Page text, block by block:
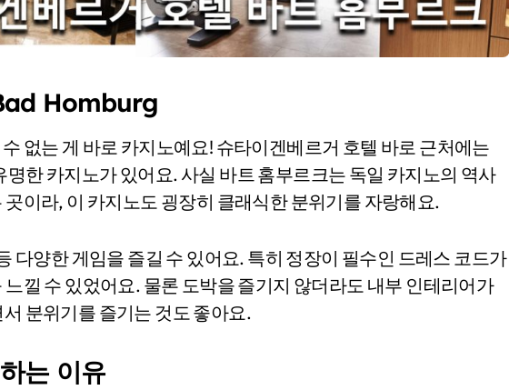
Homburg
없는 게 바로 카지노예요! 슈타이겐베르거 호텔 바로 근처에는
명한 카지노가 있어요. 사실 바트 홈부르크는 독일 카지노의 역사
이라, 이 카지노도 굉장히 클래식한 분위기를 자랑해요.
다양한 게임을 즐길 수 있어요. 특히 정장이 필수인 드레스 코드가
낄 수 있었어요. 물론 도박을 즐기지 않더라도 내부 인테리어가
분위기를 즐기는 것도 좋아요.
는 이유